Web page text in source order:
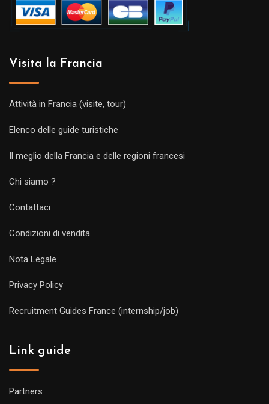
Visita la Francia
Attività in Francia (visite, tour)
Elenco delle guide turistiche
Il meglio della Francia e delle regioni francesi
Chi siamo ?
Contattaci
Condizioni di vendita
Nota Legale
Privacy Policy
Recruitment Guides France (internship/job)
Link guide
Partners